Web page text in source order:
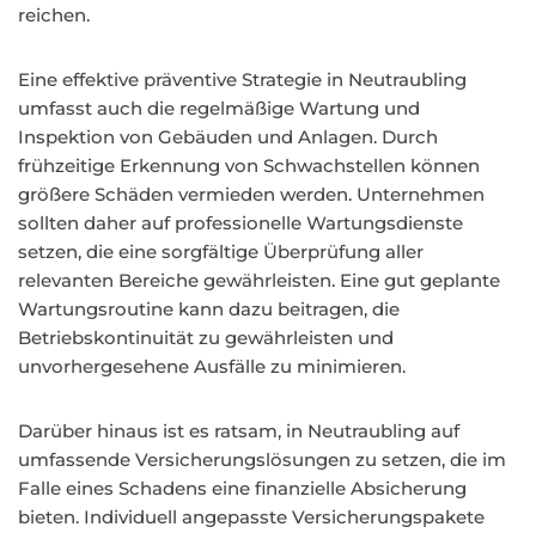
reichen.
Eine effektive präventive Strategie in Neutraubling
umfasst auch die regelmäßige Wartung und
Inspektion von Gebäuden und Anlagen. Durch
frühzeitige Erkennung von Schwachstellen können
größere Schäden vermieden werden. Unternehmen
sollten daher auf professionelle Wartungsdienste
setzen, die eine sorgfältige Überprüfung aller
relevanten Bereiche gewährleisten. Eine gut geplante
Wartungsroutine kann dazu beitragen, die
Betriebskontinuität zu gewährleisten und
unvorhergesehene Ausfälle zu minimieren.
Darüber hinaus ist es ratsam, in Neutraubling auf
umfassende Versicherungslösungen zu setzen, die im
Falle eines Schadens eine finanzielle Absicherung
bieten. Individuell angepasste Versicherungspakete